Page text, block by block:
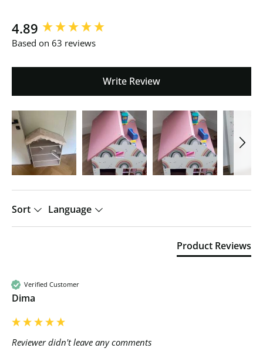
4.89
Based on 63 reviews
Write Review
Sort Language
Product Reviews
Verified Customer
Dima
Reviewer didn't leave any comments
New content loaded